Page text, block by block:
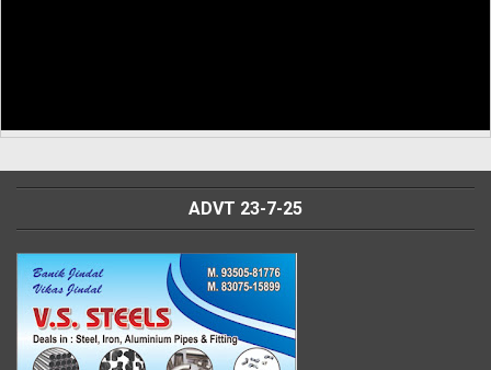
ADVT 23-7-25